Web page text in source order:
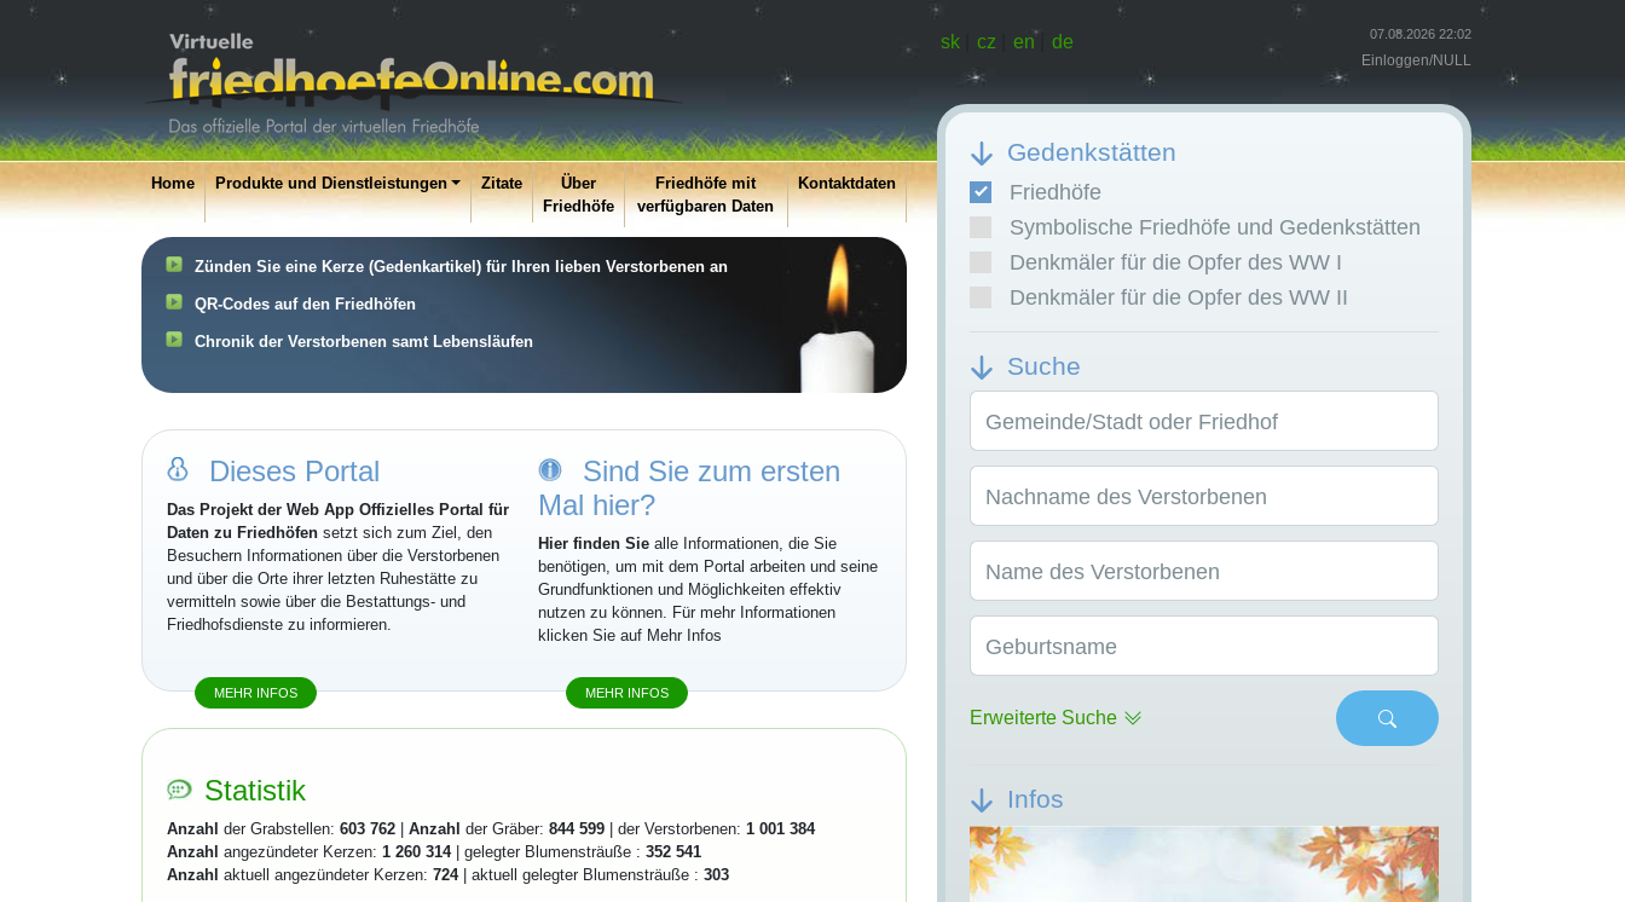
Home Produkte und Dienstleistungen Zitate
Über
Friedhöfe
Friedhöfe mit
verfügbaren Daten
Kontaktdaten
Zünden Sie eine Kerze (Gedenkartikel) für Ihren lieben Verstorbenen an
QR-Codes auf den Friedhöfen
Chronik der Verstorbenen samt Lebensläufen
sk| cz en de 07.08.2026 22:02
Einloggen/NULL
Gedenkstätten
Friedhöfe
Symbolische Friedhöfe und Gedenkstätten
Denkmäler für die Opfer des WW I
Denkmäler für die Opfer des WW II
Suche
Gemeinde/Stadt oder Friedhof
Nachname des Verstorbenen
Name des Verstorbenen
Geburtsname
Erweiterte Suche
Infos
Dieses Portal
Das Projekt der Web App Offizielles Portal für
Daten zu Friedhöfen setzt sich zum Ziel, den
Besuchern Informationen über die Verstorbenen
und über die Orte ihrer letzten Ruhestätte zu
vermitteln sowie über die Bestattungs- und
Friedhofsdienste zu informieren.
MEHR INFOS
Sind Sie zum ersten
Mal hier?
Hier finden Sie alle Informationen, die Sie
benötigen, um mit dem Portal arbeiten und seine
Grundfunktionen und Möglichkeiten effektiv
nutzen zu können. Für mehr Informationen
klicken Sie auf Mehr Infos
MEHR INFOS
Statistik
Anzahl der Grabstellen: 603 762 Anzahl der Gräber: 844 599 | der Verstorbenen: 1 001 384
Anzahl angezündeter Kerzen: 1 260 314| gelegter Blumensträuße : 352 541
Anzahl aktuell angezündeter Kerzen: 724| aktuell gelegter Blumensträuße : 303